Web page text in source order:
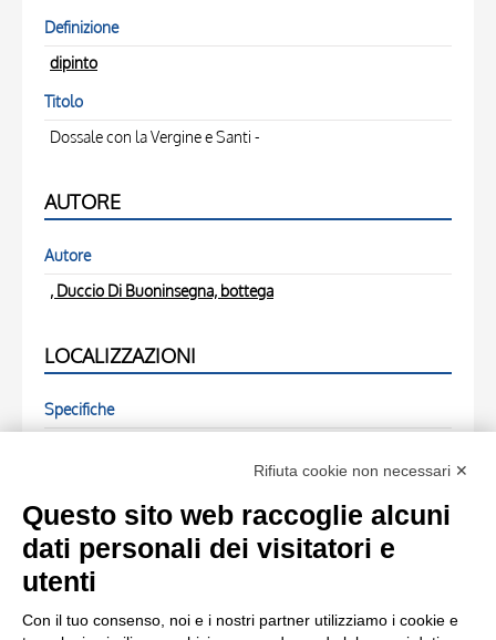
Definizione
dipinto
Titolo
Dossale con la Vergine e Santi -
AUTORE
Autore
, Duccio Di Buoninsegna, bottega
LOCALIZZAZIONI
Specifiche
FOTO RELATIVE
Scheda foto
Anonimo , fronte
Rifiuta cookie non necessari ✕
Questo sito web raccoglie alcuni
dati personali dei visitatori e
utenti
Con il tuo consenso, noi e i nostri partner utilizziamo i cookie e